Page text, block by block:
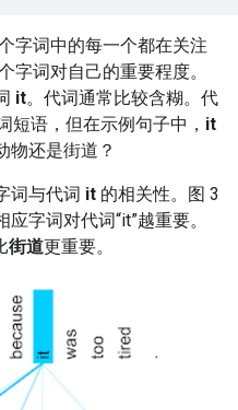
字词中的每一个都在关注
字词对自己的重要程度。
it。代词通常比较含糊。代
短语，但在示例句子中， it
物还是街道？
词与代词 it 的相关性。图 3
字词对代词“it”越重要。
街道更重要。